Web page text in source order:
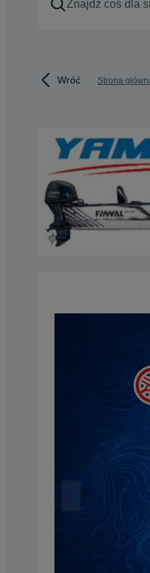
Wróć Strona